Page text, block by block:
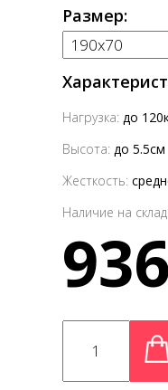
Размер:
Нагрузка: до
Высота: до 5.5см
Жесткость:
Наличие на
936